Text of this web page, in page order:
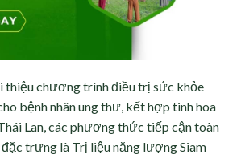
thiệu chương trình điều trị sức khỏe
bệnh nhân ung thư, kết hợp tinh hoa
Lan, các phương thức tiếp cận toàn
trưng là Trị liệu năng lượng Siam